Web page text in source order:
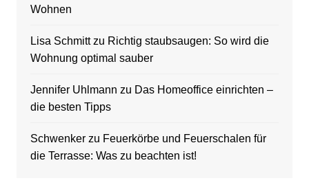
Wohnen
Lisa Schmittzu Richtig staubsaugen: So wird die
Wohnung optimal sauber
Jennifer Uhlmann zu Das Homeoffice einrichten –
die besten Tipps
Schwenkerzu Feuerkörbe und Feuerschalen für
die Terrasse: Was zu beachten ist!